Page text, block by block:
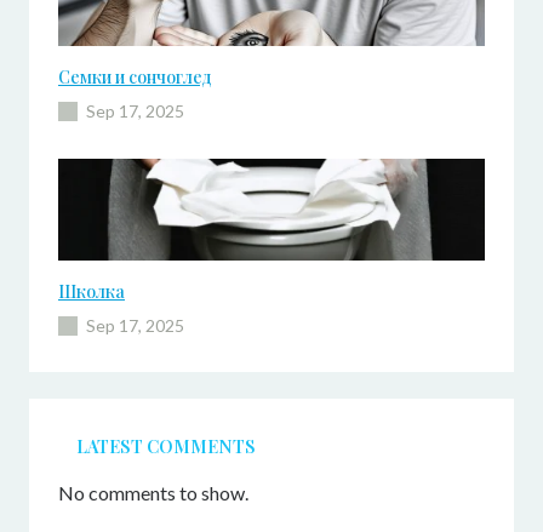
Семки и сончоглед
Sep 17, 2025
Школка
Sep 17, 2025
LATEST COMMENTS
No comments to show.